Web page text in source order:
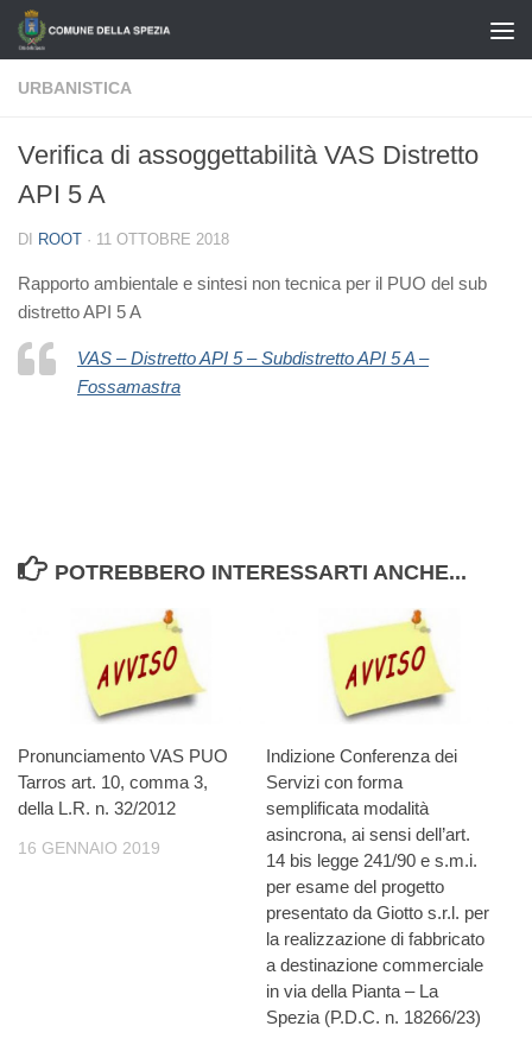
Salta al contenuto
URBANISTICA
Verifica di assoggettabilità VAS Distretto
API 5 A
DI ROOT · 11 OTTOBRE 2018
Rapporto ambientale e sintesi non tecnica per il PUO del sub
distretto API 5 A
VAS – Distretto API 5 – Subdistretto API 5 A –
Fossamastra
POTREBBERO INTERESSARTI ANCHE...
Pronunciamento VAS PUO
Tarros art. 10, comma 3,
della L.R. n. 32/2012
16 GENNAIO 2019
Indizione Conferenza dei
Servizi con forma
semplificata modalità
asincrona, ai sensi dell’art.
14 bis legge 241/90 e s.m.i.
per esame del progetto
presentato da Giotto s.r.l. per
la realizzazione di fabbricato
a destinazione commerciale
in via della Pianta – La
Spezia (P.D.C. n. 18266/23)